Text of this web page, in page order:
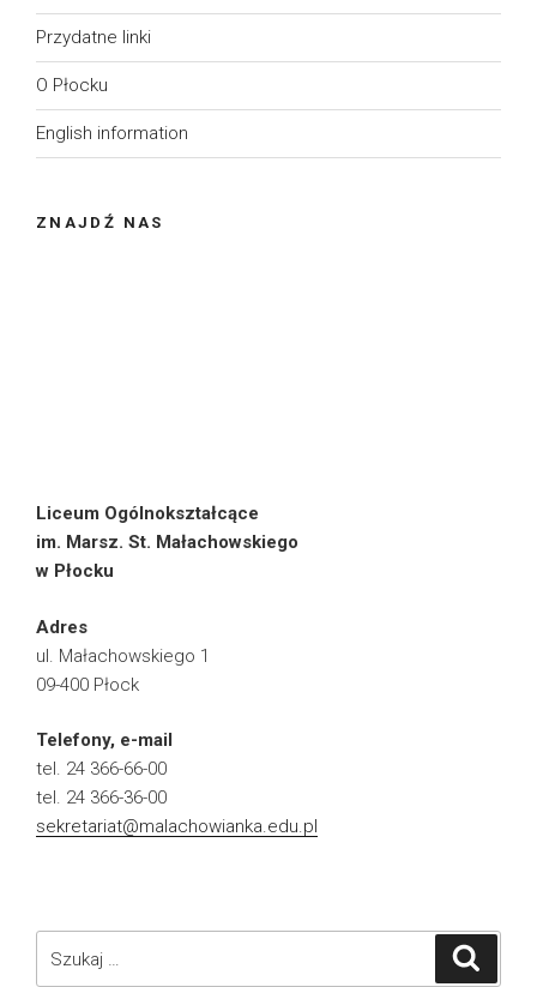
Przydatne linki
O Płocku
English information
ZNAJDŹ NAS
Liceum Ogólnokształcące
im. Marsz. St. Małachowskiego
w Płocku
Adres
ul. Małachowskiego 1
09-400 Płock
Telefony, e-mail
tel. 24 366-66-00
tel. 24 366-36-00
sekretariat@malachowianka.edu.pl